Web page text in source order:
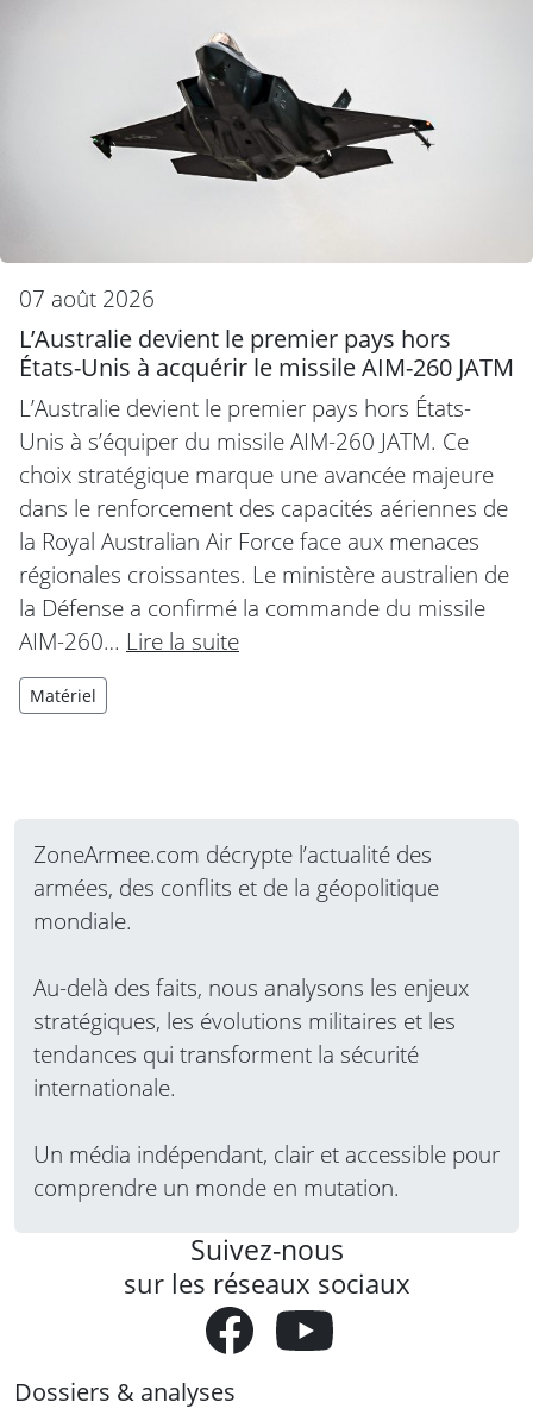
07 août 2026
L’Australie devient le premier pays hors
États-Unis à acquérir le missile AIM-260 JATM
L’Australie devient le premier pays hors États-
Unis à s’équiper du missile AIM-260 JATM. Ce
choix stratégique marque une avancée majeure
dans le renforcement des capacités aériennes de
la Royal Australian Air Force face aux menaces
régionales croissantes. Le ministère australien de
la Défense a confirmé la commande du missile
AIM-260… Lire la suite
Matériel
ZoneArmee.com décrypte l’actualité des
armées, des conflits et de la géopolitique
mondiale.
Au-delà des faits, nous analysons les enjeux
stratégiques, les évolutions militaires et les
tendances qui transforment la sécurité
internationale.
Un média indépendant, clair et accessible pour
comprendre un monde en mutation.
Suivez-nous
sur les réseaux sociaux
Dossiers & analyses